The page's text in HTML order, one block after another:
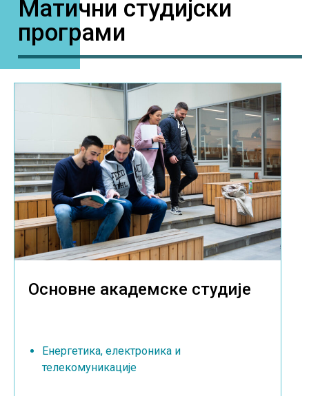
Матични студијски
програми
Основне академске студије
Енергетика, електроника и
телекомуникације